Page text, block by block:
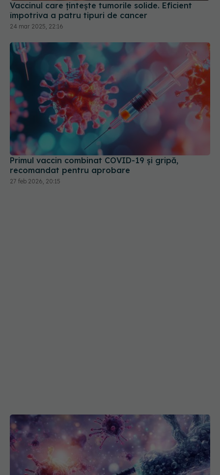
Vaccinul care țintește tumorile solide. Eficient
împotriva a patru tipuri de cancer
24 mar 2025, 22:16
Primul vaccin combinat COVID-19 și gripă,
recomandat pentru aprobare
27 feb 2026, 20:15